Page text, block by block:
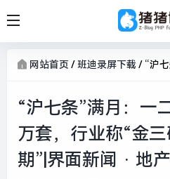
网站首页 /班迪录屏下载 / “沪七条”满月
“沪七条”满月：一
万套，行业称“金
期”|界面新闻 · 地产